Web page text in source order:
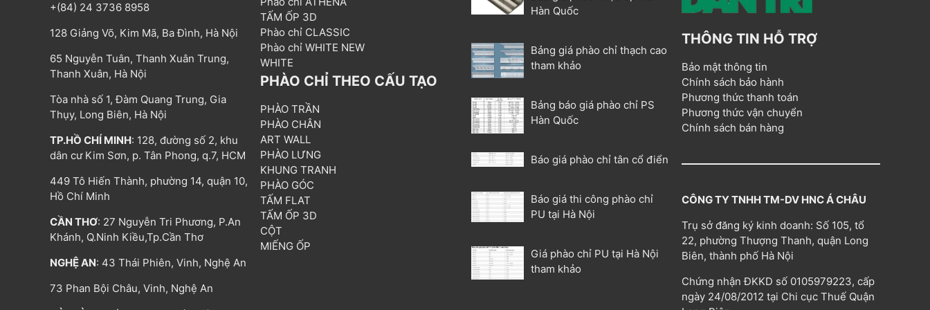
+(84) 24 3736 8958
128 Giảng Võ, Kim Mã, Ba Đình, Hà Nội
65 Nguyễn Tuân, Thanh Xuân Trung,
Thanh Xuân, Hà Nội
Tòa nhà số 1, Đàm Quang Trung, Gia
Thụy, Long Biên, Hà Nội
TP.HỒ CHÍ MINH: 128, đường số 2, khu
dân cư Kim Sơn, p. Tân Phong, q.7, HCM
449 Tô Hiến Thành, phường 14, quận 10,
Hồ Chí Minh
CẦN THƠ: 27 Nguyễn Tri Phương, P.An
Khánh, Q.Ninh Kiều,Tp.Cần Thơ
NGHỆ AN: 43 Thái Phiên, Vinh, Nghệ An
73 Phan Bội Châu, Vinh, Nghệ An
TẤM ỐP 3D
Phào chỉ CLASSIC
Phào chỉ WHITE NEW
WHITE
PHÀO CHỈ THEO CẤU TẠO
PHÀO TRẦN
PHÀO CHÂN
ART WALL
PHÀO LƯNG
KHUNG TRANH
PHÀO GÓC
TẤM FLAT
TẤM ỐP 3D
CỘT
MIẾNG ỐP
Hàn Quốc
Bảng giá phào chỉ thạch cao
tham khảo
Bảng báo giá phào chỉ PS
Hàn Quốc
Báo giá phào chỉ tân cổ điển
Báo giá thi công phào chỉ
PU tại Hà Nội
Giá phào chỉ PU tại Hà Nội
tham khảo
THÔNG TIN HỖ TRỢ
Bảo mật thông tin
Chính sách bảo hành
Phương thức thanh toán
Phương thức vận chuyển
Chính sách bán hàng
CÔNG TY TNHH TM-DV HNC Á CHÂU
Trụ sở đăng ký kinh doanh: Số 105, tổ
22, phường Thượng Thanh, quận Long
Biên, thành phố Hà Nội
Chứng nhận ĐKKD số 0105979223, cấp
ngày 24/08/2012 tại Chi cục Thuế Quận